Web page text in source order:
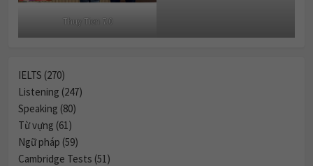
Thuy Tien 7.0
IELTS (270)
Listening (247)
Speaking (80)
Từ vựng (61)
Ngữ pháp (59)
Cambridge Tests (51)